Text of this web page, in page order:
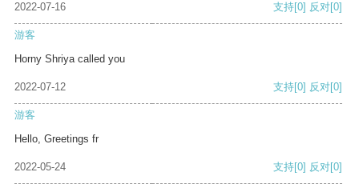
2022-07-16 支持[0] 反对[0]
游客
Horny Shriya called you
2022-07-12 支持[0] 反对[0]
游客
Hello, Greetings fr
2022-05-24 支持[0] 反对[0]